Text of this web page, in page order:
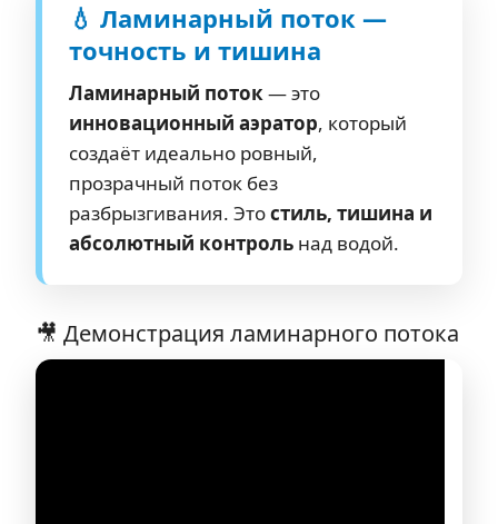
💧 Ламинарный поток —
точность и тишина
Ламинарный поток— это
инновационный аэратор, который
создаёт идеально ровный,
прозрачный поток без
разбрызгивания. Этостиль, тишина и
абсолютный контроль над водой.
🎥 Демонстрация ламинарного потока